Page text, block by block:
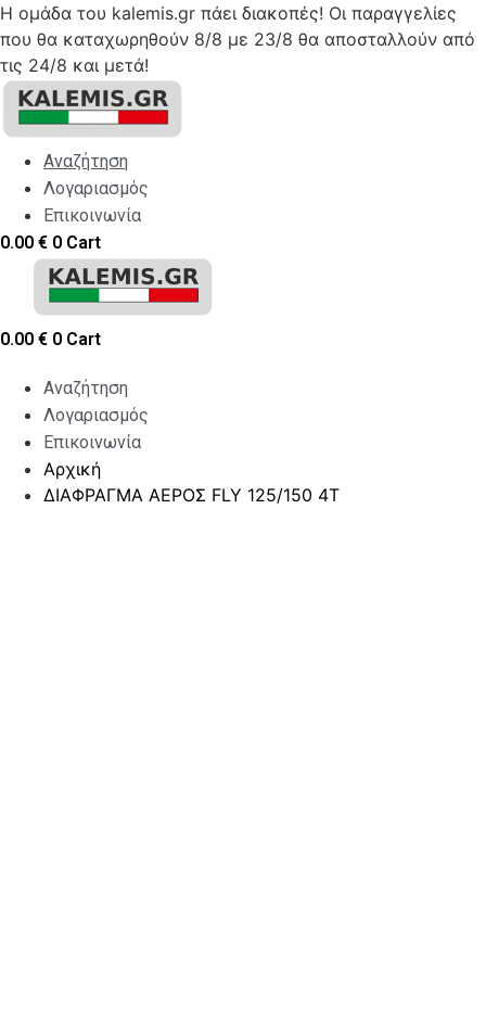
Η ομάδα του kalemis.gr πάει διακοπές! Οι παραγγελίες
που θα καταχωρηθούν 8/8 με 23/8 θα αποσταλλούν από
τις 24/8 και μετά!
Skip
content
Αναζήτηση
Λογαριασμός
Επικοινωνία
0.00 € 0 Cart
0.00 € 0 Cart
Αναζήτηση
Λογαριασμός
Επικοινωνία
Αρχική
ΔΙΑΦΡΑΓΜΑ ΑΕΡΟΣ FLY 125/150 4T